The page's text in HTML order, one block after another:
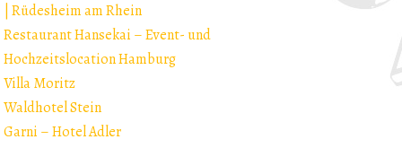
| Rüdesheim am Rhein
Restaurant Hansekai – Event- und
Hochzeitslocation Hamburg
Villa Moritz
Waldhotel Stein
Garni – Hotel Adler